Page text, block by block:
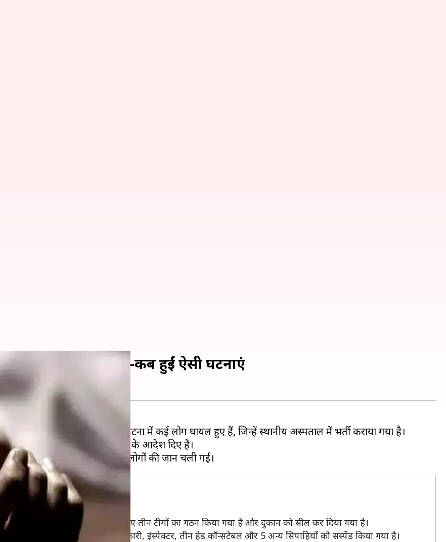
मौत, जानिये पहले कब-कब हुईं ऐसी घटनाएं
मौत हो गई है। सोमवार को इस घटना में कई लोग घायल हुए हैं, जिन्हें स्थानीय अस्पताल में भर्ती कराया गया है।
दोषियों के खिलाफ कड़ी कार्रवाई के आदेश दिए हैं।
गया है। आरोपियों को पकड़ने के लिए तीन टीमों का गठन किया गया है और दुकान को सील कर दिया गया है।
इस मामले में जिला आबकारी अधिकारी, इंस्पेक्टर, तीन हेड कॉन्सटेबल और 5 अन्य सिपाहियों को सस्पेंड किया गया है।